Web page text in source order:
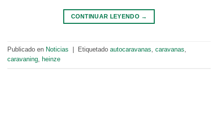
CONTINUAR LEYENDO →
Publicado en Noticias Etiquetado autocaravanas, caravanas,
caravaning, heinze